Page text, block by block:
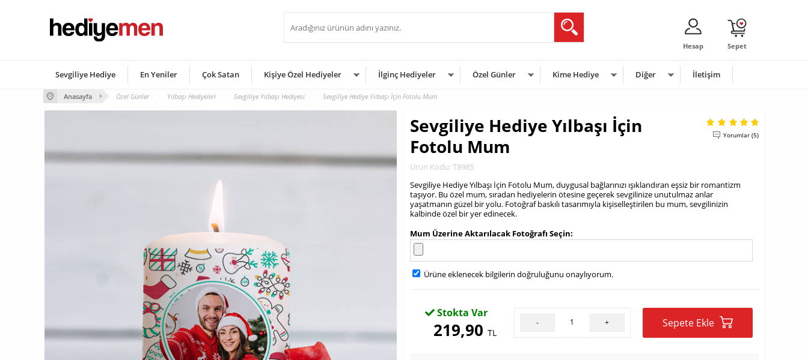
Sepet
Hesap
Sevgiliye Hediye En Yeniler Çok Satan Kişiye Özel Hediyeler İlginç Hediyeler Özel Günler Kime Hediye Diğer İletişim
Anasayfa Özel Günler Yılbaşı Hediyeleri Sevgiliye Yılbaşı Hediyesi Sevgiliye Hediye Yılbaşı İçin Fotolu Mum
Sevgiliye Hediye Yılbaşı İçin
Fotolu Mum
Ürün Kodu: T8985
Yorumlar (5)
Sevgiliye Hediye Yılbaşı İçin Fotolu Mum, duygusal bağlarınızı ışıklandıran eşsiz bir romantizm
taşıyor. Bu özel mum, sıradan hediyelerin ötesine geçerek sevgilinize unutulmaz anlar
yaşatmanın güzel bir yolu. Fotoğraf baskılı tasarımıyla kişiselleştirilen bu mum, sevgilinizin
kalbinde özel bir yer edinecek.
Mum Üzerine Aktarılacak Fotoğrafı Seçin
Ürüne eklenecek bilgilerin doğruluğunu onaylıyorum.
Stokta Var
219,90TL
- + Sepete Ekle